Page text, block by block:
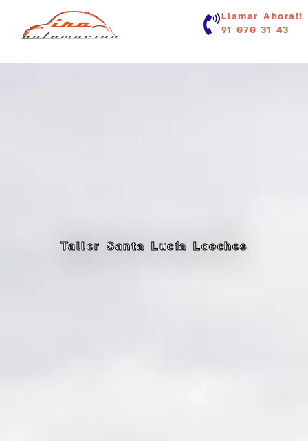
Llamar Ahora!!
91 070 31 43
Taller Santa Lucía Loeches